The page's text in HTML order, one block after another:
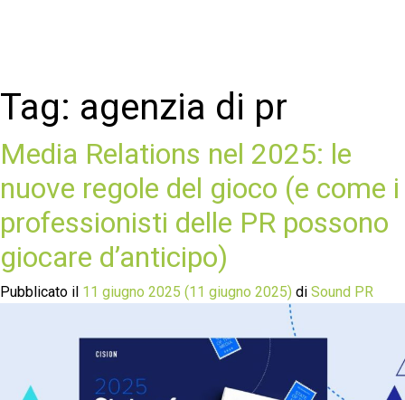
Tag: agenzia di pr
Media Relations nel 2025: le
nuove regole del gioco (e come i
professionisti delle PR possono
giocare d’anticipo)
Pubblicato il 11 giugno 2025 (11 giugno 2025) di Sound PR